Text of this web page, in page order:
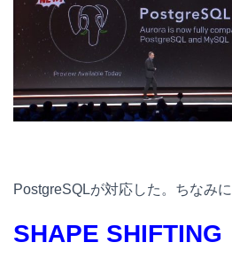
PostgreSQLが対応した。ちなみ
SHAPE SHIFTING